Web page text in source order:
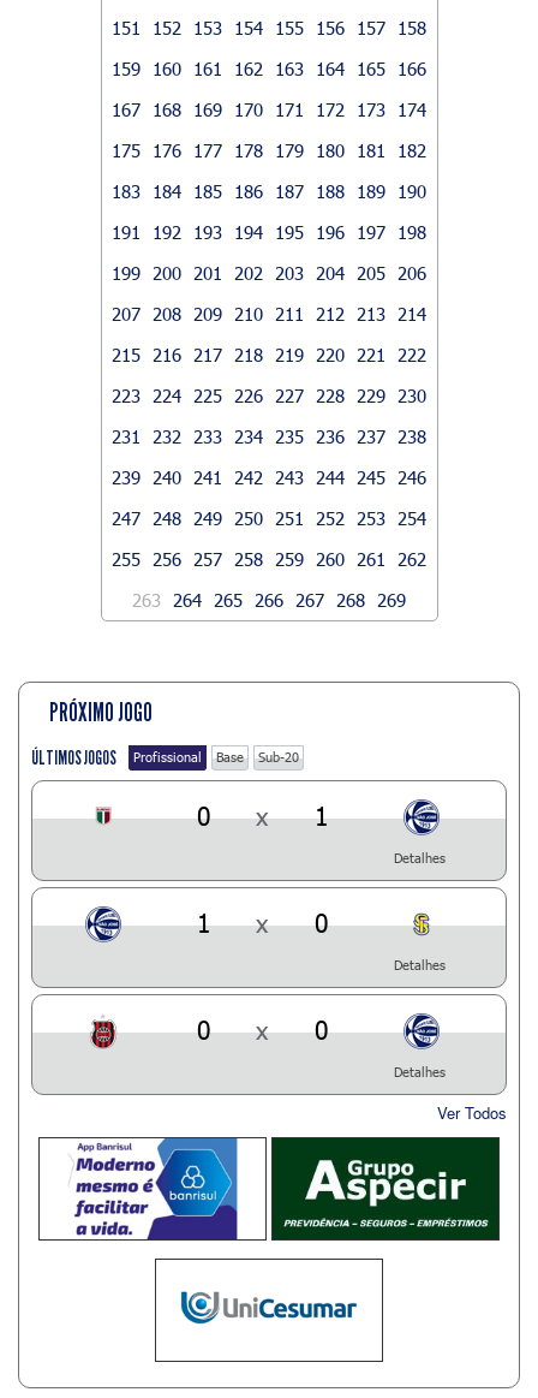
151
152 153 154 155 156 157
158
159
160 161 162 163 164 165
166
167
168 169 170 171 172 173
174
175
176 177 178 179 180 181
182
183
184 185 186 187 188 189
190
191
192 193 194 195 196 197
198
199
200 201 202 203 204 205
206
207
208 209 210 211 212 213
214
215
216 217 218 219 220 221
222
223
224 225 226 227 228 229
230
231
232 233 234 235 236 237
238
239
240 241 242 243 244 245
246
247
248 249 250 251 252 253
254
255
256 257 258 259 260 261
262
263
264 265 266 267 268 269
PRÓXIMO JOGO
ÚLTIMOS JOGOS Profissional Base Sub-20
0 x 1
Detalhes
1 x 0
Detalhes
0 x 0
Detalhes
Ver Todos